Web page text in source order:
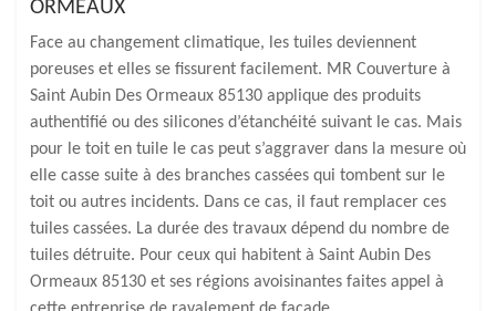
ORMEAUX
Face au changement climatique, les tuiles deviennent
poreuses et elles se fissurent facilement. MR Couverture à
Saint Aubin Des Ormeaux 85130 applique des produits
authentifié ou des silicones d’étanchéité suivant le cas. Mais
pour le toit en tuile le cas peut s’aggraver dans la mesure où
elle casse suite à des branches cassées qui tombent sur le
toit ou autres incidents. Dans ce cas, il faut remplacer ces
tuiles cassées. La durée des travaux dépend du nombre de
tuiles détruite. Pour ceux qui habitent à Saint Aubin Des
Ormeaux 85130 et ses régions avoisinantes faites appel à